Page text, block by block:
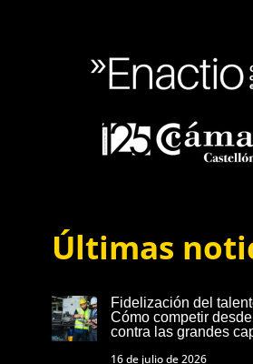
Últimas
Fidelización del
Cómo competir
contra las grandes
16 de julio de 2026